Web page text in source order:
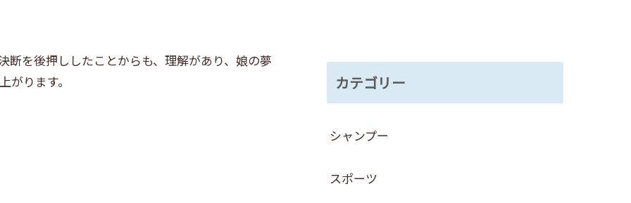
断を後押ししたことからも、理解があり、娘の夢
ります。
カテゴリー
シャンプー
スポーツ